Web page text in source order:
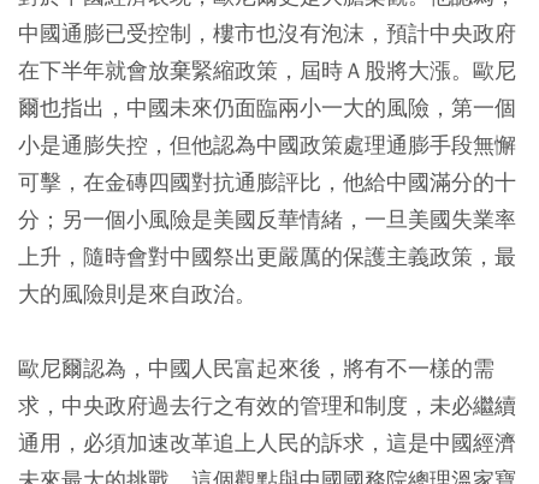
中國通膨已受控制，樓市也沒有泡沫，預計中央政府
在下半年就會放棄緊縮政策，屆時Ａ股將大漲。歐尼
爾也指出，中國未來仍面臨兩小一大的風險，第一個
小是通膨失控，但他認為中國政策處理通膨手段無懈
可擊，在金磚四國對抗通膨評比，他給中國滿分的十
分；另一個小風險是美國反華情緒，一旦美國失業率
上升，隨時會對中國祭出更嚴厲的保護主義政策，最
大的風險則是來自政治。
歐尼爾認為，中國人民富起來後，將有不一樣的需
求，中央政府過去行之有效的管理和制度，未必繼續
通用，必須加速改革追上人民的訴求，這是中國經濟